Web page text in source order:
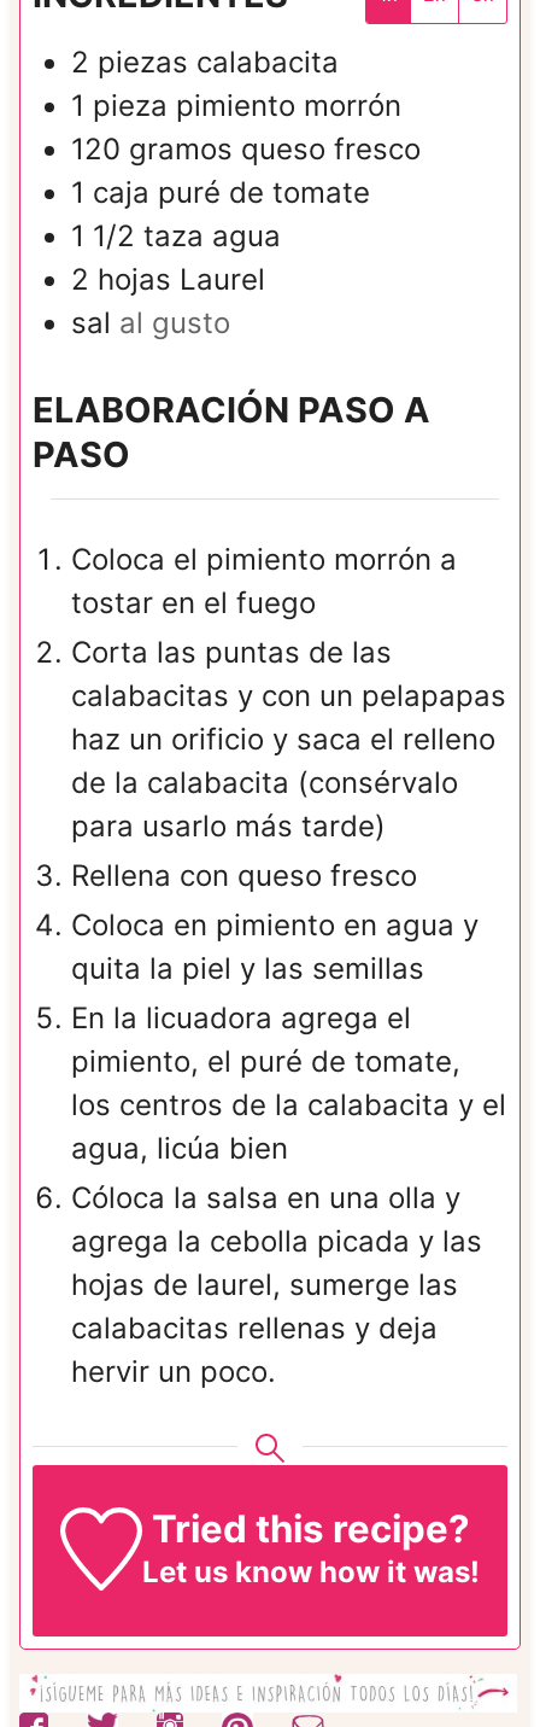
2 piezas calabacita
1 pieza pimiento morrón
120 gramos queso fresco
1 caja puré de tomate
1 1/2 taza agua
2 hojas Laurel
sal al gusto
ELABORACIÓN PASO A
PASO
Coloca el pimiento morrón a
tostar en el fuego
Corta las puntas de las
calabacitas y con un pelapapas
haz un orificio y saca el relleno
de la calabacita (consérvalo
para usarlo más tarde)
Rellena con queso fresco
Coloca en pimiento en agua y
quita la piel y las semillas
En la licuadora agrega el
pimiento, el puré de tomate,
los centros de la calabacita y el
agua, licúa bien
Cóloca la salsa en una olla y
agrega la cebolla picada y las
hojas de laurel, sumerge las
calabacitas rellenas y deja
hervir un poco.
Tried this recipe?
Let us know how it was!